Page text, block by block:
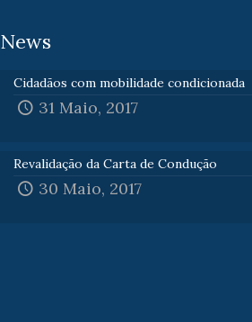
News
Cidadãos com mobilidade condicionada
31 Maio, 2017
Revalidação da Carta de Condução
30 Maio, 2017